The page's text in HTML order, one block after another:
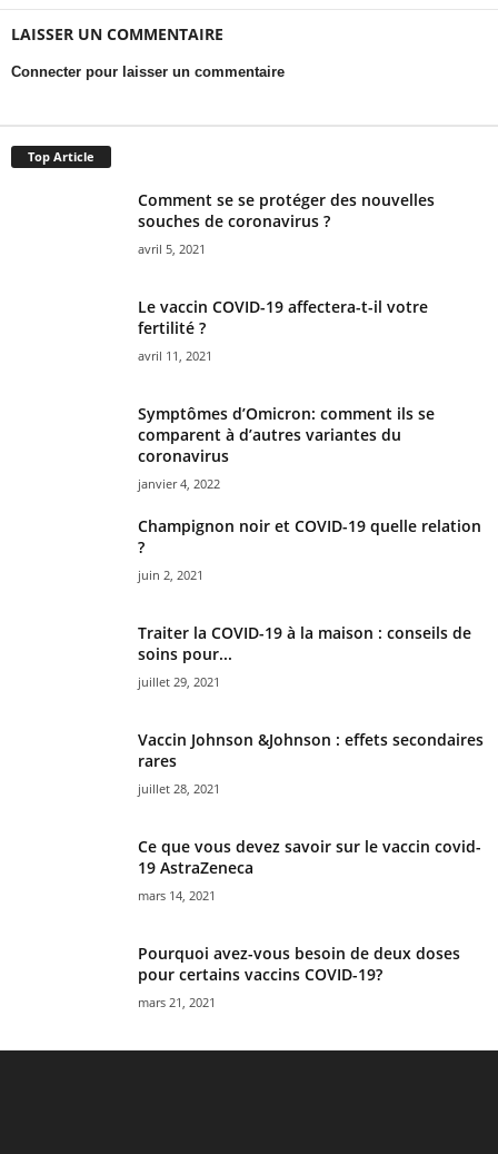
LAISSER UN COMMENTAIRE
Connecter pour laisser un commentaire
Top Article
Comment se se protéger des nouvelles
souches de coronavirus ?
avril 5, 2021
Le vaccin COVID-19 affectera-t-il votre
fertilité ?
avril 11, 2021
Symptômes d’Omicron: comment ils se
comparent à d’autres variantes du
coronavirus
janvier 4, 2022
Champignon noir et COVID-19 quelle relation
?
juin 2, 2021
Traiter la COVID-19 à la maison : conseils de
soins pour...
juillet 29, 2021
Vaccin Johnson &Johnson : effets secondaires
rares
juillet 28, 2021
Ce que vous devez savoir sur le vaccin covid-
19 AstraZeneca
mars 14, 2021
Pourquoi avez-vous besoin de deux doses
pour certains vaccins COVID-19?
mars 21, 2021